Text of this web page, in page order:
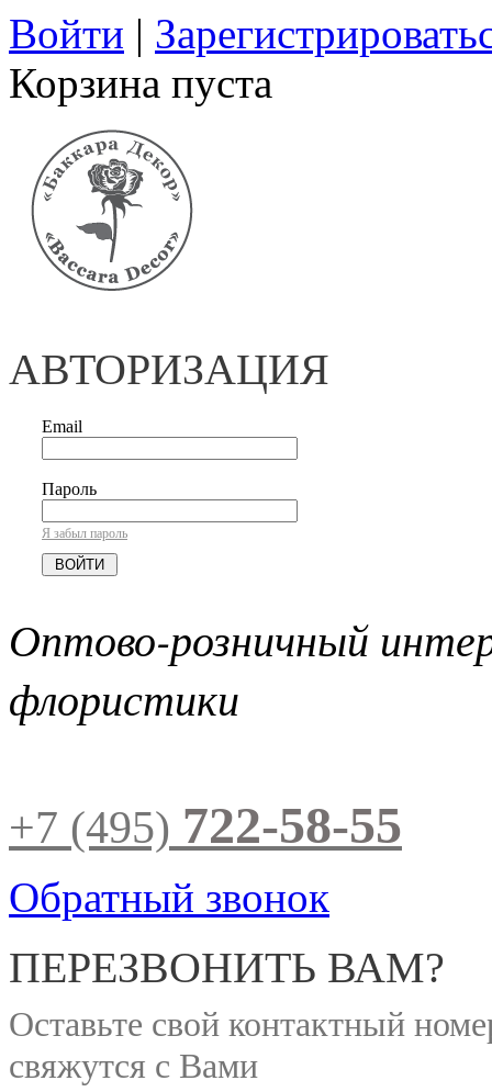
Войти |
Корзина пуста
АВТОРИЗАЦИЯ
Email
Пароль
Я забыл пароль
Оптово-розничный
флористики
+7 (495) 722-58-55
Обратный звонок
ПЕРЕЗВОНИТЬ ВАМ?
Оставьте свой контактный
свяжутся с Вами